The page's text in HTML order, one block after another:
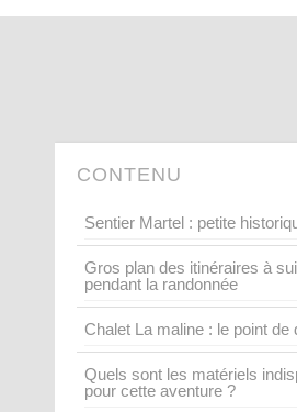
CONTENU
Sentier Martel : petite
Gros plan des itinéraires à
pendant la randonnée
Chalet La maline : le point de
Quels sont les matériels
pour cette aventure ?